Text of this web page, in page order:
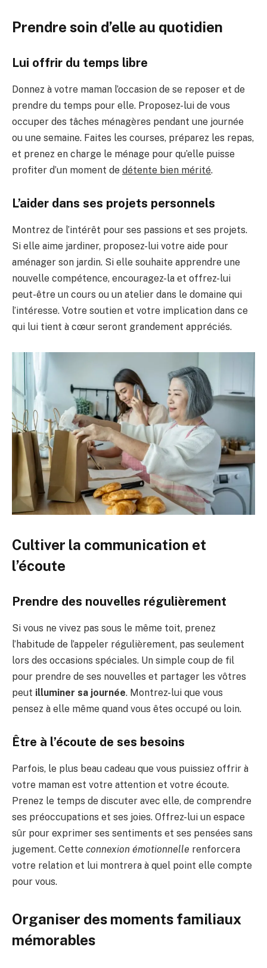
Prendre soin d’elle au quotidien
Lui offrir du temps libre
Donnez à votre maman l’occasion de se reposer et de
prendre du temps pour elle. Proposez-lui de vous
occuper des tâches ménagères pendant une journée
ou une semaine. Faites les courses, préparez les repas,
et prenez en charge le ménage pour qu’elle puisse
profiter d’un moment de détente bien mérité.
L’aider dans ses projets personnels
Montrez de l’intérêt pour ses passions et ses projets.
Si elle aime jardiner, proposez-lui votre aide pour
aménager son jardin. Si elle souhaite apprendre une
nouvelle compétence, encouragez-la et offrez-lui
peut-être un cours ou un atelier dans le domaine qui
l’intéresse. Votre soutien et votre implication dans ce
qui lui tient à cœur seront grandement appréciés.
Cultiver la communication et
l’écoute
Prendre des nouvelles régulièrement
Si vous ne vivez pas sous le même toit, prenez
l’habitude de l’appeler régulièrement, pas seulement
lors des occasions spéciales. Un simple coup de fil
pour prendre de ses nouvelles et partager les vôtres
peut illuminer sa journée. Montrez-lui que vous
pensez à elle même quand vous êtes occupé ou loin.
Être à l’écoute de ses besoins
Parfois, le plus beau cadeau que vous puissiez offrir à
votre maman est votre attention et votre écoute.
Prenez le temps de discuter avec elle, de comprendre
ses préoccupations et ses joies. Offrez-lui un espace
sûr pour exprimer ses sentiments et ses pensées sans
jugement. Cette connexion émotionnelle renforcera
votre relation et lui montrera à quel point elle compte
pour vous.
Organiser des moments familiaux
mémorables